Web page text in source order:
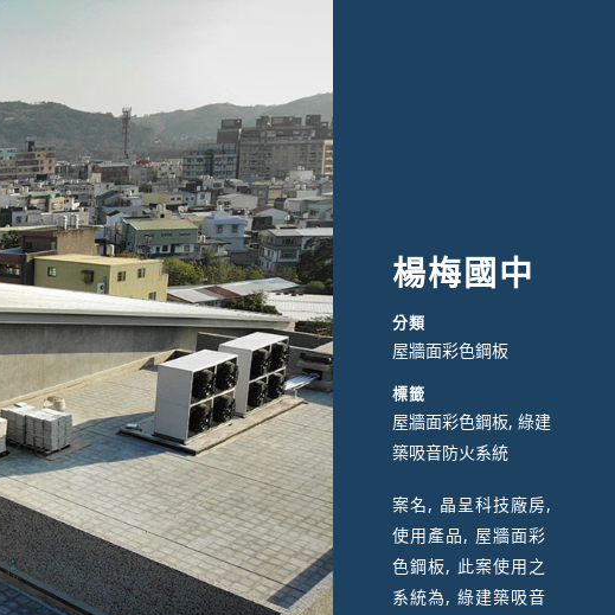
楊梅國中
分類
屋牆面彩色鋼板
標籤
屋牆面彩色鋼板, 綠建
築吸音防火系統
案名, 晶呈科技廠房,
使用產品, 屋牆面彩
色鋼板, 此案使用之
系統為, 綠建築吸音